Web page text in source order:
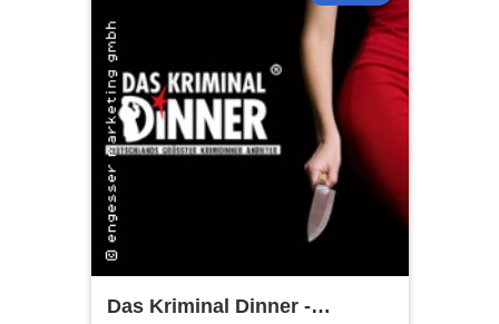
Das Kriminal Dinner -